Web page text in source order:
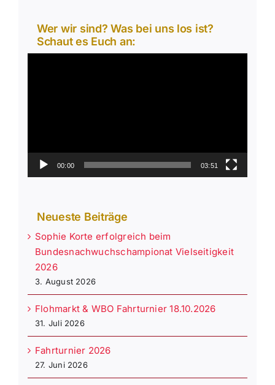
Wer wir sind? Was bei uns los ist?
Schaut es Euch an:
00:00 03:51
Neueste Beiträge
Sophie Korte erfolgreich beim
Bundesnachwuchschampionat Vielseitigkeit
2026
3. August 2026
Flohmarkt & WBO Fahrturnier 18.10.2026
31. Juli 2026
Fahrturnier 2026
27. Juni 2026